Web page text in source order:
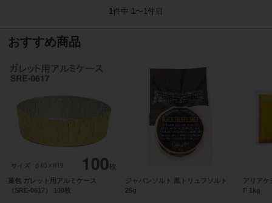
1 件中 1〜1件目
おすすめ商品
菓包 ガレット用アルミケース
（SRE-0617） 100枚
ジャパンソルト 黒トリュフソルト
25g
アリアケ
F 1kg